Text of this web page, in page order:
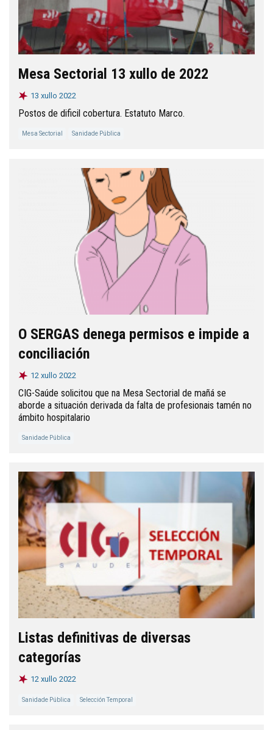
Mesa Sectorial 13 xullo de 2022
13 xullo 2022
Postos de dificil cobertura. Estatuto Marco.
Mesa Sectorial Sanidade Pública
O SERGAS denega permisos e impide a
conciliación
12 xullo 2022
CIG-Saúde solicitou que na Mesa Sectorial de mañá se
aborde a situación derivada da falta de profesionais tamén no
ámbito hospitalario
Sanidade Pública
Listas definitivas de diversas
categorías
12 xullo 2022
Sanidade Pública Selección Temporal